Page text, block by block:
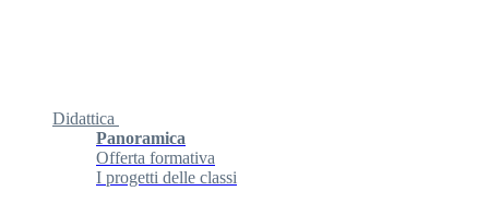
Didattica
Panoramica
Offerta formativa
I progetti delle classi